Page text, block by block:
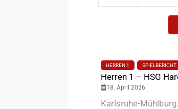
HERREN 1 SPIELBERICHT
Herren 1 – HSG
18. April 2026
Karlsruhe-